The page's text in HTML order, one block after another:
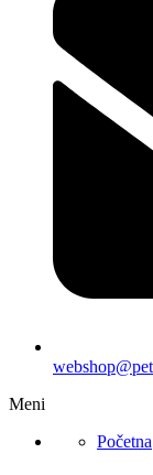
Meni
Početna